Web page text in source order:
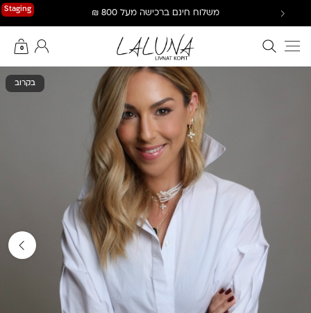
Staging משלוח חינם ברכישה מעל 800 ₪
חיפוש באתר
0
החשבון שלי
בקרוב